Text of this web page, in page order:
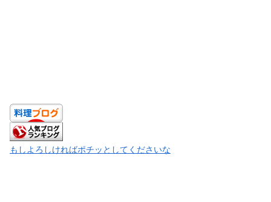
もしよろしければポチッとしてくださいな